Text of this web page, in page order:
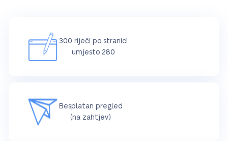
300 riječi po stranici
umjesto 280
Besplatan pregled
(na zahtjev)